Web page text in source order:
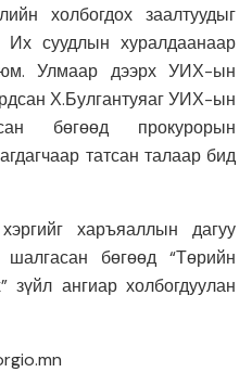
холбогдох заалтуудыг
Их суудлын хуралдаанаар
юм. Улмаар дээрх УИХ-ын
Х.Булгантуяаг УИХ-ын
бөгөөд прокурорын
татсан талаар бид
харъяаллын дагуу
шалгасан бөгөөд “Төрийн
зүйл ангиар холбогдуулан